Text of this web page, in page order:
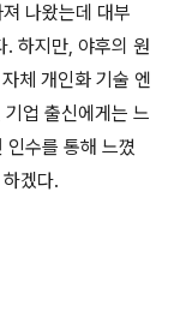
나왔는데 대부
. 하지만, 야후의 원
체 개인화 기술 엔
업 출신에게는 느
인수를 통해 느꼈
겠다.